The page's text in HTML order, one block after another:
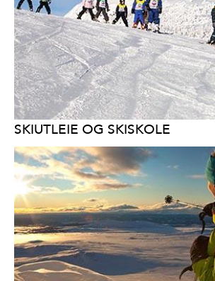
SKIUTLEIE OG SKISKOLE